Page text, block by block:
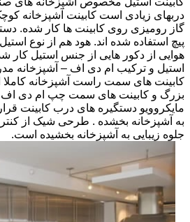
دربهای زیادی است کابینت آشپزخانه
گاز رومیزی روی کابینت ها کار شده.
پیچ استفاده شده اند. هود هم از نوع
هوایی از دکور هایی از جنس استیل کار
استیل و ترکیب ام دی اف – آشپزخانه
کابینت های سمت راست آشپزخانه کاملا
مایکروویو دستگیره های درب کابینت
به آشپزخانه بخشده . طرحی شیک از
جلوه زیبایی به آشپزخانه بخشیده است.